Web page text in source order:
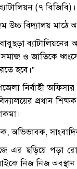
(৭ বিজিবি)।
বিদ্যালয় মাঠে
ও জাতিকে
হবে।”
নির্বাহী
প্রধান
অভিভাবক,
ছড়িয়ে পড়া
নিজ নিজ অবস্থান